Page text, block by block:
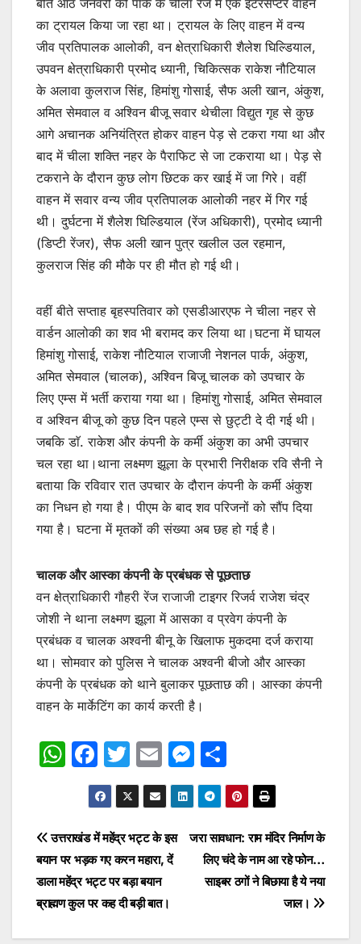
का ट्रायल किया जा रहा था। ट्रायल के लिए वाहन में वन्य
जीव प्रतिपालक आलोकी, वन क्षेत्राधिकारी शैलेश घिल्डियाल,
उपवन क्षेत्राधिकारी प्रमोद ध्यानी, चिकित्सक राकेश नौटियाल
के अलावा कुलराज सिंह, हिमांशु गोसाई, सैफ अली खान, अंकुश,
अमित सेमवाल व अश्विन बीजू सवार थेचीला विद्युत गृह से कुछ
आगे अचानक अनियंत्रित होकर वाहन पेड़ से टकरा गया था और
बाद में चीला शक्ति नहर के पैराफिट से जा टकराया था। पेड़ से
टकराने के दौरान कुछ लोग छिटक कर खाई में जा गिरे। वहीं
वाहन में सवार वन्य जीव प्रतिपालक आलोकी नहर में गिर गई
थी। दुर्घटना में शैलेश घिल्डियाल (रेंज अधिकारी), प्रमोद ध्यानी
(डिप्टी रेंजर), सैफ अली खान पुत्र खलील उल रहमान,
कुलराज सिंह की मौके पर ही मौत हो गई थी।
वहीं बीते सप्ताह बृहस्पतिवार को एसडीआरएफ ने चीला नहर से
वार्डन आलोकी का शव भी बरामद कर लिया था।घटना में घायल
हिमांशु गोसाई, राकेश नौटियाल राजाजी नेशनल पार्क, अंकुश,
अमित सेमवाल (चालक), अश्विन बिजू चालक को उपचार के
लिए एम्स में भर्ती कराया गया था। हिमांशु गोसाई, अमित सेमवाल
व अश्विन बीजू को कुछ दिन पहले एम्स से छुट्टी दे दी गई थी।
जबकि डाॅ. राकेश और कंपनी के कर्मी अंकुश का अभी उपचार
चल रहा था।थाना लक्ष्मण झूला के प्रभारी निरीक्षक रवि सैनी ने
बताया कि रविवार रात उपचार के दौरान कंपनी के कर्मी अंकुश
का निधन हो गया है। पीएम के बाद शव परिजनों को सौंप दिया
गया है। घटना में मृतकों की संख्या अब छह हो गई है।
चालक और आस्का कंपनी के प्रबंधक से पूछताछ
वन क्षेत्राधिकारी गौहरी रेंज राजाजी टाइगर रिजर्व राजेश चंद्र
जोशी ने थाना लक्ष्मण झूला में आसका व प्रवेग कंपनी के
प्रबंधक व चालक अश्वनी बीनू के खिलाफ मुकदमा दर्ज कराया
था। सोमवार को पुलिस ने चालक अश्वनी बीजो और आस्का
कंपनी के प्रबंधक को थाने बुलाकर पूछताछ की। आस्का कंपनी
वाहन के मार्केटिंग का कार्य करती है।
W
s
A
p
p
F
a
c
e
b
o
o
k
T
w
itt
er
E
m
ai
l
M
e
s
s
e
n
er
h
ar
e
Post
navigation
जरा सावधान: राम मंदिर निर्माण के
लिए चंदे के नाम आ रहे फोन…
साइबर ठगों ने बिछाया है ये नया
जाल।
उत्तराखंड में महेंद्र भट्ट के इस
बयान पर भड़क गए करन महारा, दें
डाला महेंद्र भट्ट पर बड़ा बयान
ब्राह्मण कुल पर कह दी बड़ी बात।